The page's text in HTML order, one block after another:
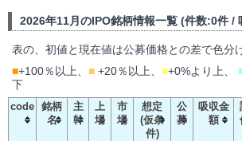
2026年11月のIPO銘柄情報一覧 (件数:0件 /
表の、初値と現在値は公募価格との差で色分
■+100％以上、 ■ +20％以上、 ■+0%より上、
下
code 銘柄
名
主
幹
上
場
市
場
想定
(仮条
件)
公
募
吸収金
額